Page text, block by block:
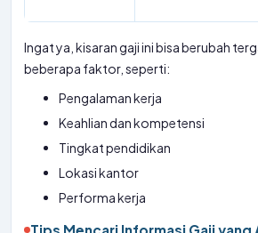
Ingat ya, kisaran gaji ini bisa berubah
beberapa faktor, seperti:
Pengalaman kerja
Keahlian dan kompetensi
Tingkat pendidikan
Lokasi kantor
Performa kerja